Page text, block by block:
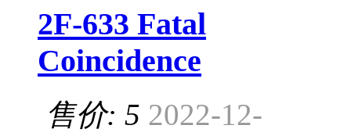
2F-633 Fatal
Coincidence
售价: 5 2022-12-